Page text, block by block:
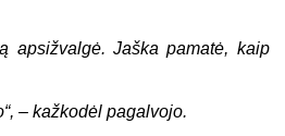
apsižvalgė. Jaška pamatė, kaip
– kažkodėl pagalvojo.